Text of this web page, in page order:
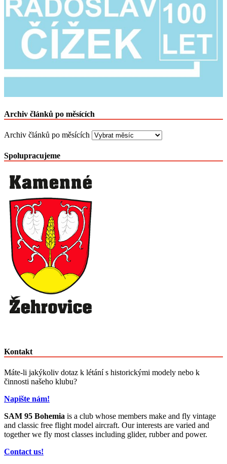
Archiv článků po měsících
Archiv článků po měsících
Spolupracujeme
Kontakt
Máte-li jakýkoliv dotaz k létání s historickými modely nebo k
činnosti našeho klubu?
Napište nám!
SAM 95 Bohemia is a club whose members make and fly vintage
and classic free flight model aircraft. Our interests are varied and
together we fly most classes including glider, rubber and power.
Contact us!